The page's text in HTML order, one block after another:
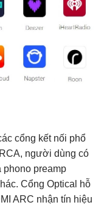
cổng kết nối phổ
người dùng có
phono preamp
Cổng Optical hỗ
ARC nhận tín hiệu